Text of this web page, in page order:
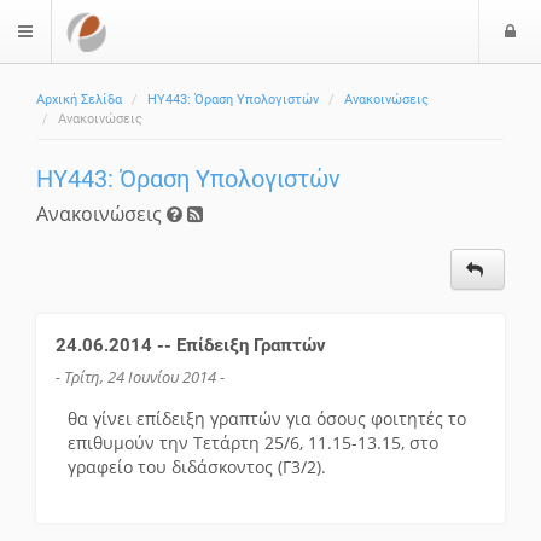
$langMenu
Αρχική Σελίδα HY443: Όραση Υπολογιστών
Ανακοινώσεις
Ανακοινώσεις
HY443: Όραση Υπολογιστών
Ανακοινώσεις
24.06.2014 -- Επίδειξη Γραπτών
- Τρίτη, 24 Ιουνίου 2014 -
θα γίνει επίδειξη γραπτών για όσους φοιτητές το
επιθυμούν την Τετάρτη 25/6, 11.15-13.15, στο
γραφείο του διδάσκοντος (Γ3/2).